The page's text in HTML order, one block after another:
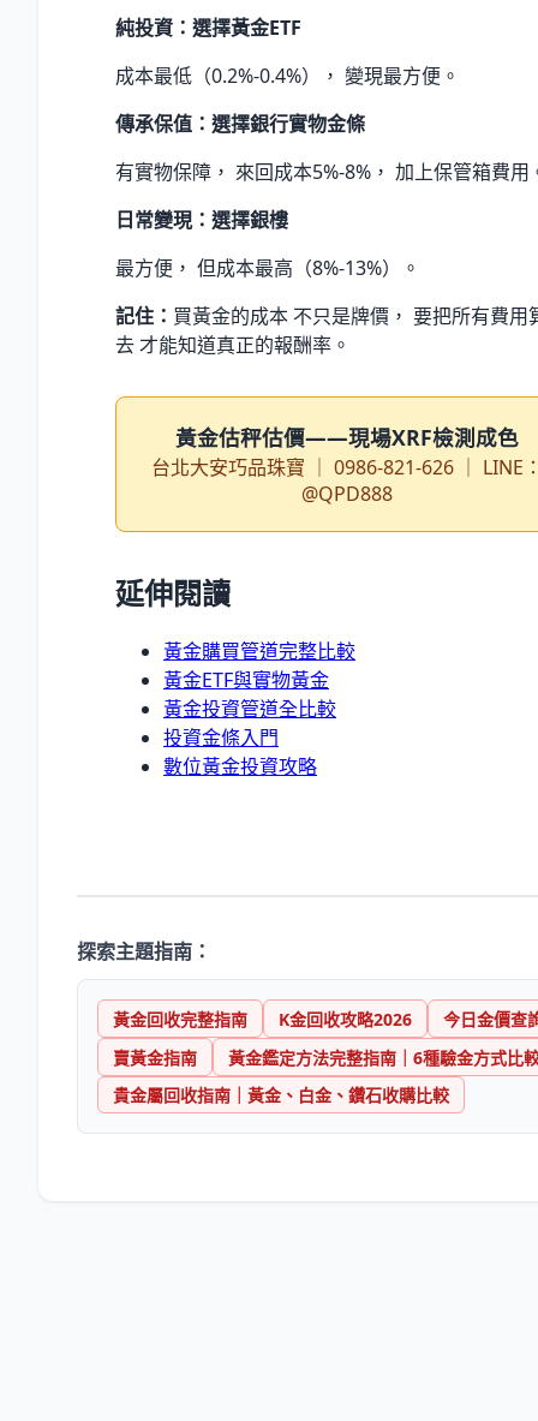
純投資：選擇黃金ETF
成本最低（0.2%-0.4%）， 變現最方便。
傳承保值：選擇銀行實物金條
有實物保障， 來回成本5%-8%， 加上保管箱費用
日常變現：選擇銀樓
最方便， 但成本最高（8%-13%）。
記住： 買黃金的成本 不只是牌價， 要把所有費用
去 才能知道真正的報酬率。
黃金估秤估價——現場XRF檢測成色
台北大安巧品珠寶 ｜ 0986-821-626 ｜ LINE
@QPD888
延伸閱讀
黃金購買管道完整比較
黃金ETF與實物黃金
黃金投資管道全比較
投資金條入門
數位黃金投資攻略
探索主題指南：
黃金回收完整指南 K金回收攻略2026
今日金價查
賣黃金指南
黃金鑑定方法完整指南｜6種驗金方式比
貴金屬回收指南｜黃金、白金、鑽石收購比較